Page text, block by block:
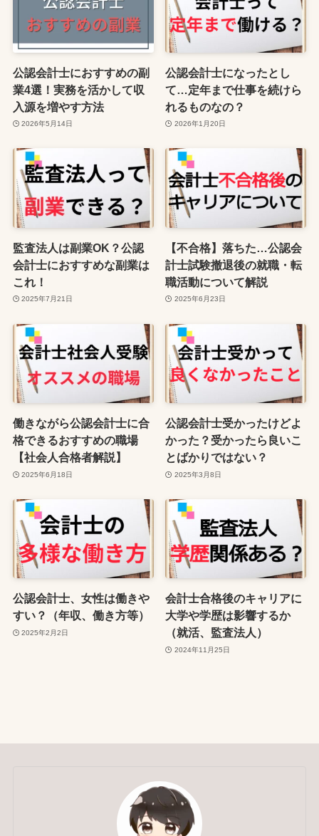
公認会計士におすすめの副
業4選！実務を活かして収
入源を増やす方法
2026年5月14日
公認会計士になったとし
て…定年まで仕事を続けら
れるものなの？
2026年1月20日
監査法人は副業OK？公認
会計士におすすめな副業は
これ！
2025年7月21日
【不合格】落ちた…公認会
計士試験撤退後の就職・転
職活動について解説
2025年6月23日
働きながら公認会計士に合
格できるおすすめの職場
【社会人合格者解説】
2025年6月18日
公認会計士受かったけどよ
かった？受かったら良いこ
とばかりではない？
2025年3月8日
公認会計士、女性は働きや
すい？（年収、働き方等）
2025年2月2日
会計士合格後のキャリアに
大学や学歴は影響するか
（就活、監査法人）
2024年11月25日